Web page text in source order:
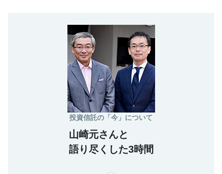
山崎元さんと
語り尽くした3時間
投資信託の「今」について